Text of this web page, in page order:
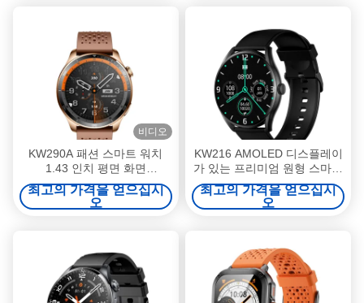
비디오
KW290A 패션 스마트 워치
1.43 인치 평면 화면
AB5681G 칩셋 및 심박수 혈
액 산소 기능
최고의 가격을 얻으십시
오
KW216 AMOLED 디스플레이
가 있는 프리미엄 원형 스마트
워치
최고의 가격을 얻으십시
오